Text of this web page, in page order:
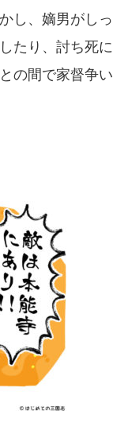
し、嫡男がしっ
たり、討ち死に
の間で家督争い